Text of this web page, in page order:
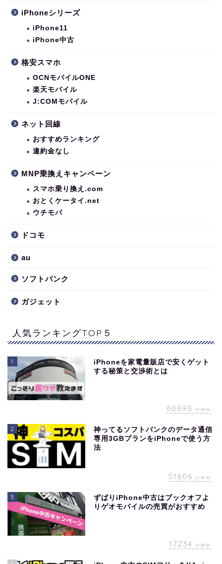
iPhoneシリーズ
iPhone11
iPhone中古
格安スマホ
OCNモバイルONE
楽天モバイル
J:COMモバイル
ネット回線
おすすめランキング
違約金なし
MNP乗換えキャンペーン
スマホ乗り換え.com
おとくケータイ.net
ウチモバ
ドコモ
au
ソフトバンク
ガジェット
人気ランキングTOP５
1
iPhoneを家電量販店で安くゲット
する秘策と交渉術とは
60690 view
2
神ってるソフトバンクのデータ通信
専用3GBプランをiPhoneで使う方
法
51606 view
3
ずばりiPhone中古はブックオフよ
りゲオモバイルの売買がおすすめ
17234 view